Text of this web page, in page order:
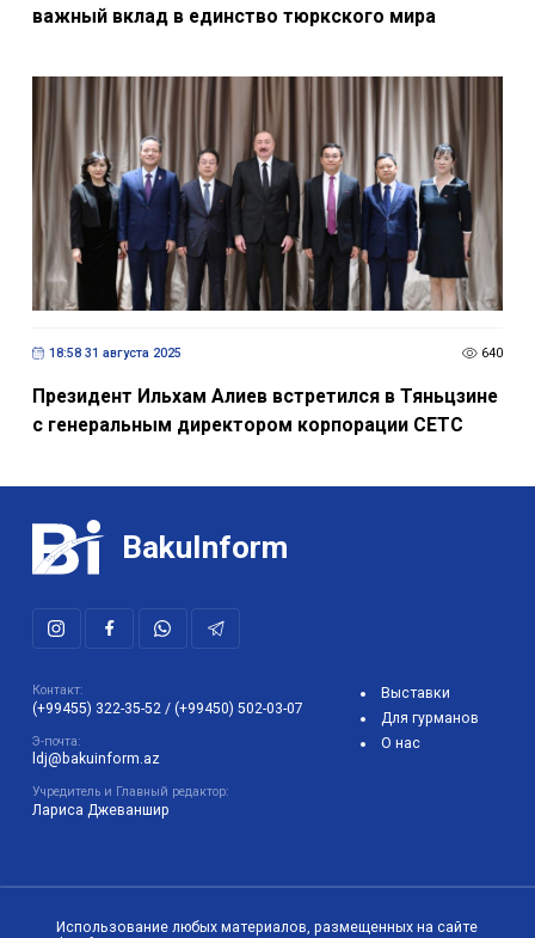
важный вклад в единство тюркского мира
18:58 31 августа 2025 640
Президент Ильхам Алиев встретился в Тяньцзине
с генеральным директором корпорации CETC
BakuInform
Контакт:
(+99455) 322-35-52 / (+99450) 502-03-07
Э-почта:
ldj@bakuinform.az
Учредитель и Главный редактор:
Лариса Джеваншир
Выставки
Для гурманов
О нас
Использование любых материалов, размещенных на сайте